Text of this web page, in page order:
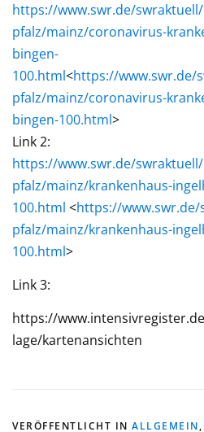
https://www.swr.de/
pfalz/mainz/coronavirus-
bingen-
100.html<https://www.swr.de/
pfalz/mainz/coronavirus-
bingen-100.html>
Link 2:
https://www.swr.de/
pfalz/mainz/krankenhaus-
100.html <https://
pfalz/mainz/krankenhaus-
100.html>
Link 3:
https://
lage/kartenansichten
VERÖFFENTLICHT IN ALLGEMEIN,